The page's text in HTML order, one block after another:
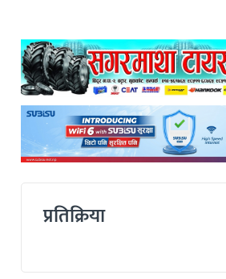
प्रतिक्रिया